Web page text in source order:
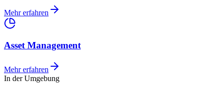
Mehr erfahren
Asset Management
Mehr erfahren
In der Umgebung